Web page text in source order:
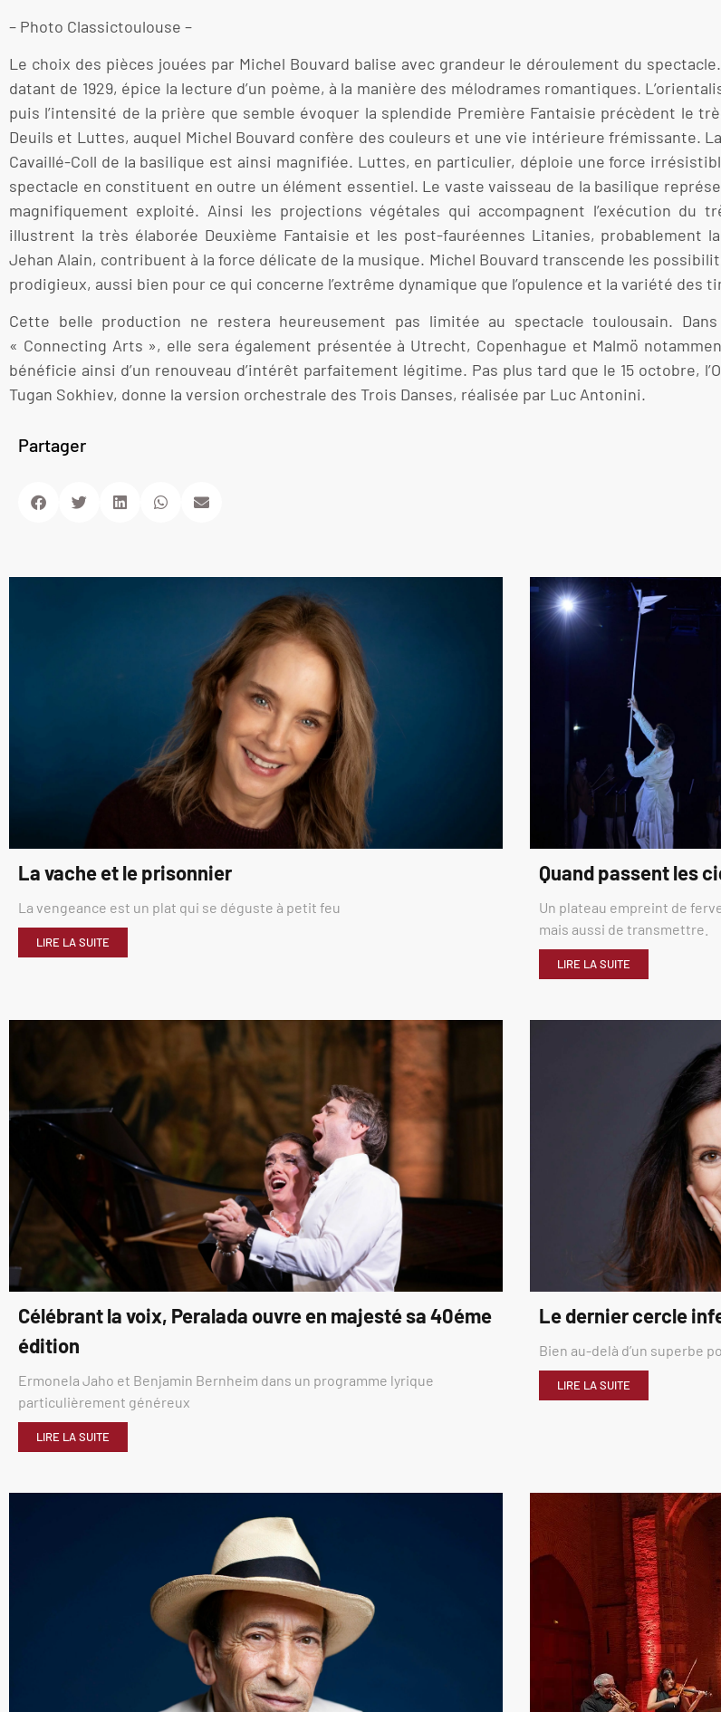
– Photo Classictoulouse –
Le choix des pièces jouées par Michel Bouvard balise avec grandeur le déroulement du
datant de 1929, épice la lecture d’un poème, à la manière des mélodrames romantiques.
puis l’intensité de la prière que semble évoquer la splendide Première Fantaisie précèdent le
Deuils et Luttes, auquel Michel Bouvard confère des couleurs et une vie intérieure frémissante.
Cavaillé-Coll de la basilique est ainsi magnifiée. Luttes, en particulier, déploie une force
spectacle en constituent en outre un élément essentiel. Le vaste vaisseau de la basilique
magnifiquement exploité. Ainsi les projections végétales qui accompagnent l’exécution du
illustrent la très élaborée Deuxième Fantaisie et les post-fauréennes Litanies, probablement
Jehan Alain, contribuent à la force délicate de la musique. Michel Bouvard transcende les
prodigieux, aussi bien pour ce qui concerne l’extrême dynamique que l’opulence et la variété des
Cette belle production ne restera heureusement pas limitée au spectacle toulousain.
« Connecting Arts », elle sera également présentée à Utrecht, Copenhague et Malmö
bénéficie ainsi d’un renouveau d’intérêt parfaitement légitime. Pas plus tard que le 15 octobre,
Tugan Sokhiev, donne la version orchestrale des Trois Danses, réalisée par Luc Antonini.
Partager
La vache et le prisonnier
La vengeance est un plat qui se déguste à petit feu
LIRE LA SUITE
Quand passent les
Un plateau empreint de
mais aussi de transmettre.
LIRE LA SUITE
Célébrant la voix, Peralada ouvre en majesté sa 40éme
édition
Ermonela Jaho et Benjamin Bernheim dans un programme lyrique
particulièrement généreux
LIRE LA SUITE
Le dernier cercle
Bien au-delà d’un superbe
LIRE LA SUITE